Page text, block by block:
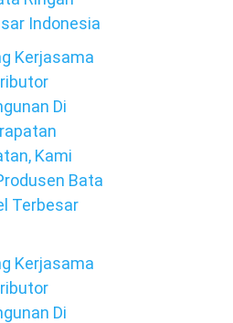
Indonesia
Kerjasama
Di
Kami
Bata
Terbesar
Kerjasama
Di